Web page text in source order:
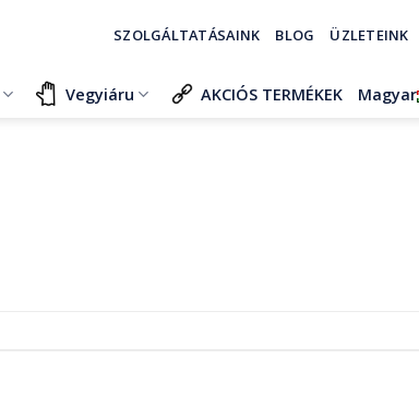
SZOLGÁLTATÁSAINK BLOG ÜZLETEINK
Vegyiáru AKCIÓS TERMÉKEK Magyar